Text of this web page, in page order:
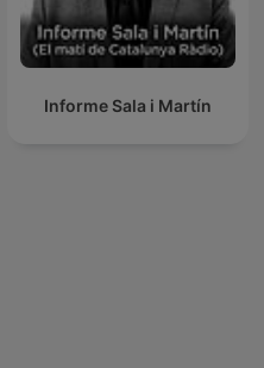
Informe Sala i Martín